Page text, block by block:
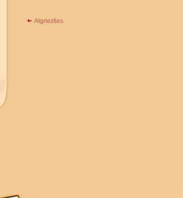
Atgriezties